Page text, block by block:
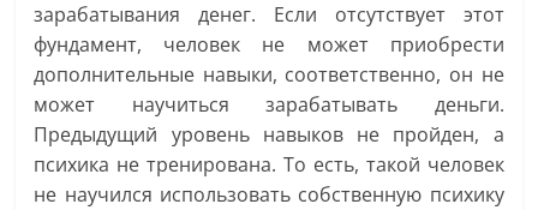
зарабатывания денег. Если отсутствует этот
фундамент, человек не может приобрести
дополнительные навыки, соответственно, он не
может научиться зарабатывать деньги.
Предыдущий уровень навыков не пройден, а
психика не тренирована. То есть, такой человек
не научился использовать собственную психику